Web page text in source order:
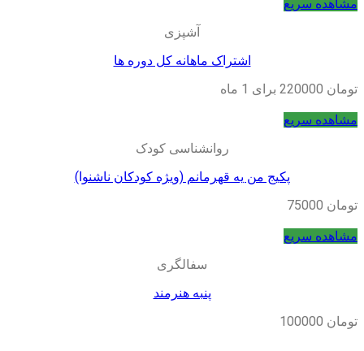
مشاهده سریع
آشپزی
اشتراک ماهانه کل دوره ها
تومان
برای 1 ماه
مشاهده سریع
روانشناسی کودک
پکیج من یه قهرمانم (ویژه کودکان ناشنوا)
تومان
مشاهده سریع
سفالگری
پنبه هنرمند
تومان